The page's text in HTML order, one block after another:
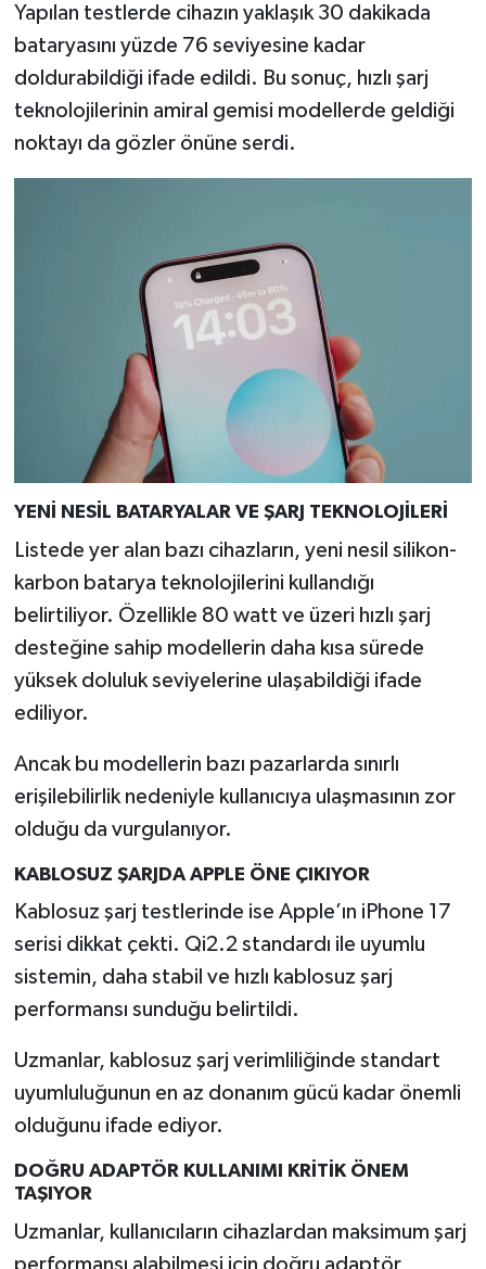
Yapılan testlerde cihazın yaklaşık 30 dakikada
bataryasını yüzde 76 seviyesine kadar
doldurabildiği ifade edildi. Bu sonuç, hızlı şarj
teknolojilerinin amiral gemisi modellerde geldiği
noktayı da gözler önüne serdi.
YENİ NESİL BATARYALAR VE ŞARJ TEKNOLOJİLERİ
Listede yer alan bazı cihazların, yeni nesil silikon-
karbon batarya teknolojilerini kullandığı
belirtiliyor. Özellikle 80 watt ve üzeri hızlı şarj
desteğine sahip modellerin daha kısa sürede
yüksek doluluk seviyelerine ulaşabildiği ifade
ediliyor.
Ancak bu modellerin bazı pazarlarda sınırlı
erişilebilirlik nedeniyle kullanıcıya ulaşmasının zor
olduğu da vurgulanıyor.
KABLOSUZ ŞARJDA APPLE ÖNE ÇIKIYOR
Kablosuz şarj testlerinde ise Apple’ın iPhone 17
serisi dikkat çekti. Qi2.2 standardı ile uyumlu
sistemin, daha stabil ve hızlı kablosuz şarj
performansı sunduğu belirtildi.
Uzmanlar, kablosuz şarj verimliliğinde standart
uyumluluğunun en az donanım gücü kadar önemli
olduğunu ifade ediyor.
DOĞRU ADAPTÖR KULLANIMI KRİTİK ÖNEM
TAŞIYOR
Uzmanlar, kullanıcıların cihazlardan maksimum şarj
performansı alabilmesi için doğru adaptör